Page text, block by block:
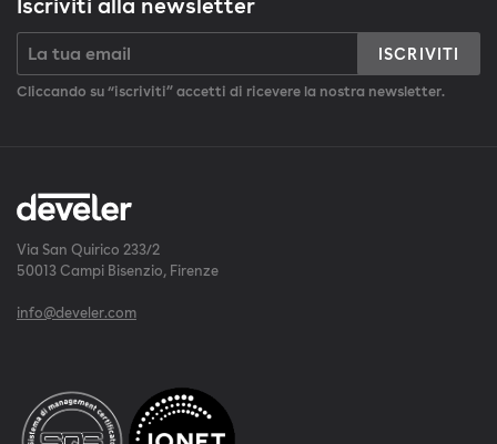
Iscriviti alla newsletter
ISCRIVITI
Cliccando su “iscriviti” accetti di ricevere la nostra newsletter.
Via San Quirico 233/2
50013 Campi Bisenzio, Firenze
info@develer.com